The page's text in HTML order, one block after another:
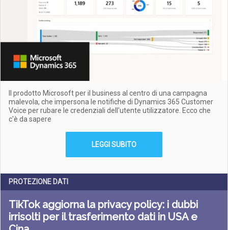
Il prodotto Microsoft per il business al centro di una campagna
malevola, che impersona le notifiche di Dynamics 365 Customer
Voice per rubare le credenziali dell'utente utilizzatore. Ecco che
c'è da sapere
LEGGI SUBITO
PROTEZIONE DATI
TikTok aggiorna la privacy policy: i dubbi
irrisolti per il trasferimento dati in USA e